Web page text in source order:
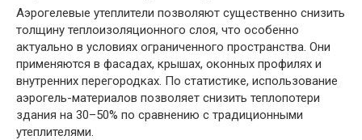
Аэрогелевые утеплители позволяют существенно снизить
толщину теплоизоляционного слоя, что особенно
актуально в условиях ограниченного пространства. Они
применяются в фасадах, крышах, оконных профилях и
внутренних перегородках. По статистике, использование
аэрогель-материалов позволяет снизить теплопотери
здания на 30–50% по сравнению с традиционными
утеплителями.